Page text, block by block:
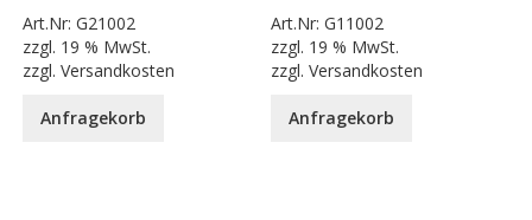
Art.Nr:G21002
zzgl. 19 % MwSt.
zzgl.Versandkosten
Anfragekorb
Art.Nr:G11002
zzgl. 19 % MwSt.
zzgl.Versandkosten
Anfragekorb